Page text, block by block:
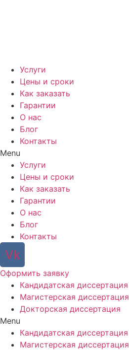
Услуги
Цены и сроки
Как заказать
Гарантии
О нас
Блог
Контакты
Menu
Услуги
Цены и сроки
Как заказать
Гарантии
О нас
Блог
Контакты
Vk
Оформить заявку
Кандидатская диссертация
Магистерская диссертация
Докторская диссертация
Menu
Кандидатская диссертация
Магистерская диссертация